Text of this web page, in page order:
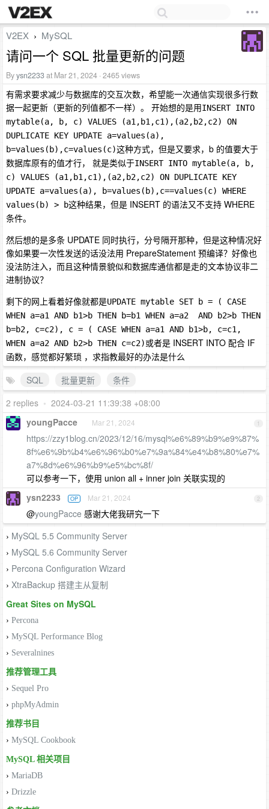
V2EX › MySQL
请问一个 SQL 批量更新的问题
Byysn2233at Mar 21, 2024 · 2465 views
有需求要求减少与数据库的交互次数，希望能一次通信实现很多行数
据一起更新（更新的列值都不一样）。 开始想的是用INSERT INTO
mytable(a, b, c) VALUES (a1,b1,c1),(a2,b2,c2) ON
DUPLICATE KEY UPDATE a=values(a),
b=values(b),c=values(c)这种方式，但是又要求，b 的值要大于
数据库原有的值才行， 就是类似于INSERT INTO mytable(a, b,
c) VALUES (a1,b1,c1),(a2,b2,c2) ON DUPLICATE KEY
UPDATE a=values(a), b=values(b),c==values(c) WHERE
values(b) > b这种结果，但是 INSERT 的语法又不支持 WHERE
条件。
然后想的是多条 UPDATE 同时执行，分号隔开那种，但是这种情况好
像如果要一次性发送的话没法用 PrepareStatement 预编译？好像也
没法防注入，而且这种情景貌似和数据库通信都是走的文本协议非二
进制协议？
剩下的网上看着好像就都是UPDATE mytable SET b = ( CASE
WHEN a=a1 AND b1>b THEN b=b1 WHEN a=a2  AND b2>b THEN
b=b2, c=c2), c = ( CASE WHEN a=a1 AND b1>b, c=c1,
WHEN a=a2 AND b2>b THEN c=c2)或者是 INSERT INTO 配合 IF
函数，感觉都好繁琐 ，求指教最好的办法是什么
SQL
批量更新
条件
2 replies • 2024-03-21 11:39:38 +08:00
1
youngPacce Mar 21, 2024
https://zzy1blog.cn/2023/12/16/mysql%e6%89%b9%e9%87%
8f%e6%9b%b4%e6%96%b0%e7%9a%84%e4%b8%80%e7%
a7%8d%e6%96%b9%e5%bc%8f/
可以参考一下，使用 union all + inner join 关联实现的
2
ysn2233 OP Mar 21, 2024
@youngPacce 感谢大佬我研究一下
› MySQL 5.5 Community Server
› MySQL 5.6 Community Server
› Percona Configuration Wizard
› XtraBackup 搭建主从复制
Great Sites on MySQL
› Percona
› MySQL Performance Blog
› Severalnines
推荐管理工具
› Sequel Pro
› phpMyAdmin
推荐书目
› MySQL Cookbook
MySQL 相关项目
› MariaDB
› Drizzle